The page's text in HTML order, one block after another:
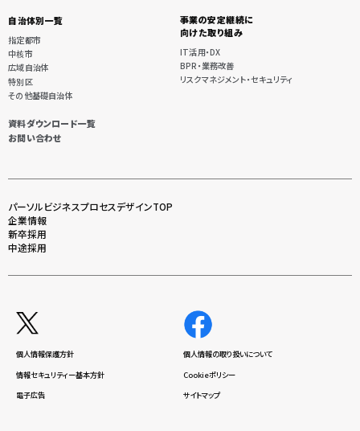
自治体別一覧
指定都市
中核市
広域自治体
特別区
その他基礎自治体
事業の安定継続に
向けた取り組み
IT活用・DX
BPR・業務改善
リスクマネジメント・セキュリティ
資料ダウンロード一覧
お問い合わせ
パーソルビジネスプロセスデザインTOP
企業情報
新卒採用
中途採用
個人情報保護方針
個人情報の取り扱いについて
情報セキュリティー基本方針
Cookieポリシー
電子広告
サイトマップ